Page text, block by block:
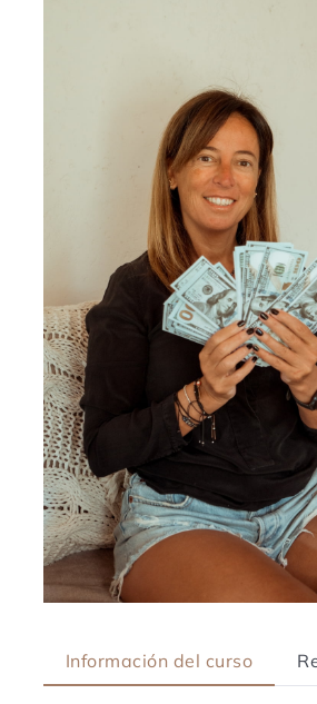
Información del curso